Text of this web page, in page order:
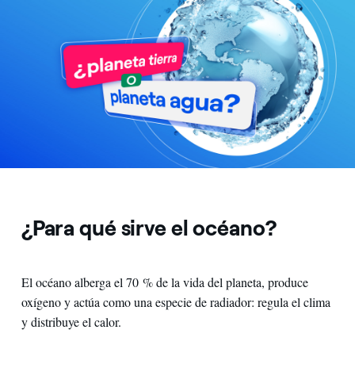
¿Para qué sirve el océano?
El océano alberga el 70 % de la vida del planeta, produce
oxígeno y actúa como una especie de radiador: regula el clima
y distribuye el calor.